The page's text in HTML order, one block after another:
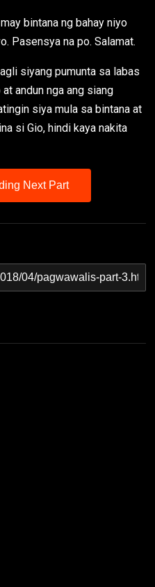
bintana ng bahay niyo
Pasensya na po. Salamat.
siyang pumunta sa labas
andun nga ang siang
siya mula sa bintana at
si Gio, hindi kaya nakita
Next Part